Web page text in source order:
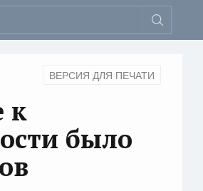
ВЕРСИЯ ДЛЯ ПЕЧАТИ
к
было